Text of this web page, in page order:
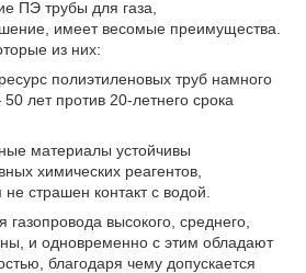
ПЭ трубы для газа,
имеет весомые преимущества.
из них:
труб намного
лет против 20-летнего срока
устойчивы
химических реагентов,
страшен контакт с водой.
высокого, среднего,
и одновременно с этим обладают
благодаря чему допускается